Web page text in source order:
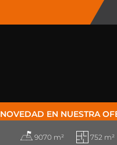
NOVEDAD EN NUESTRA
9070 m² 752 m²